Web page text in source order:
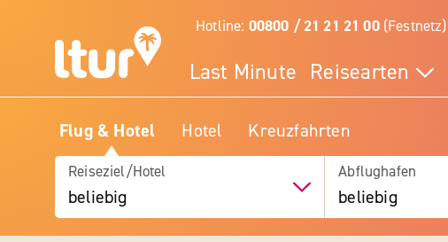
Hotline: 00800 / 21 21 21 00(Festnetz)
Last Minute Reisearten
Flug & Hotel Hotel Kreuzfahrten
Reiseziel/Hotel
beliebig
Abflughafen
beliebig